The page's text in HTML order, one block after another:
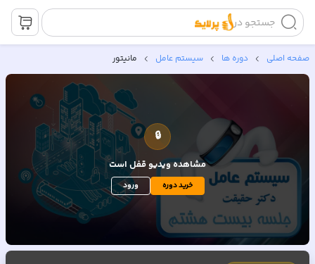
جستجو در
صفحه اصلی دوره ها سیستم عامل مانیتور
🔒
مشاهده ویدیوقفل است
خرید دوره ورود